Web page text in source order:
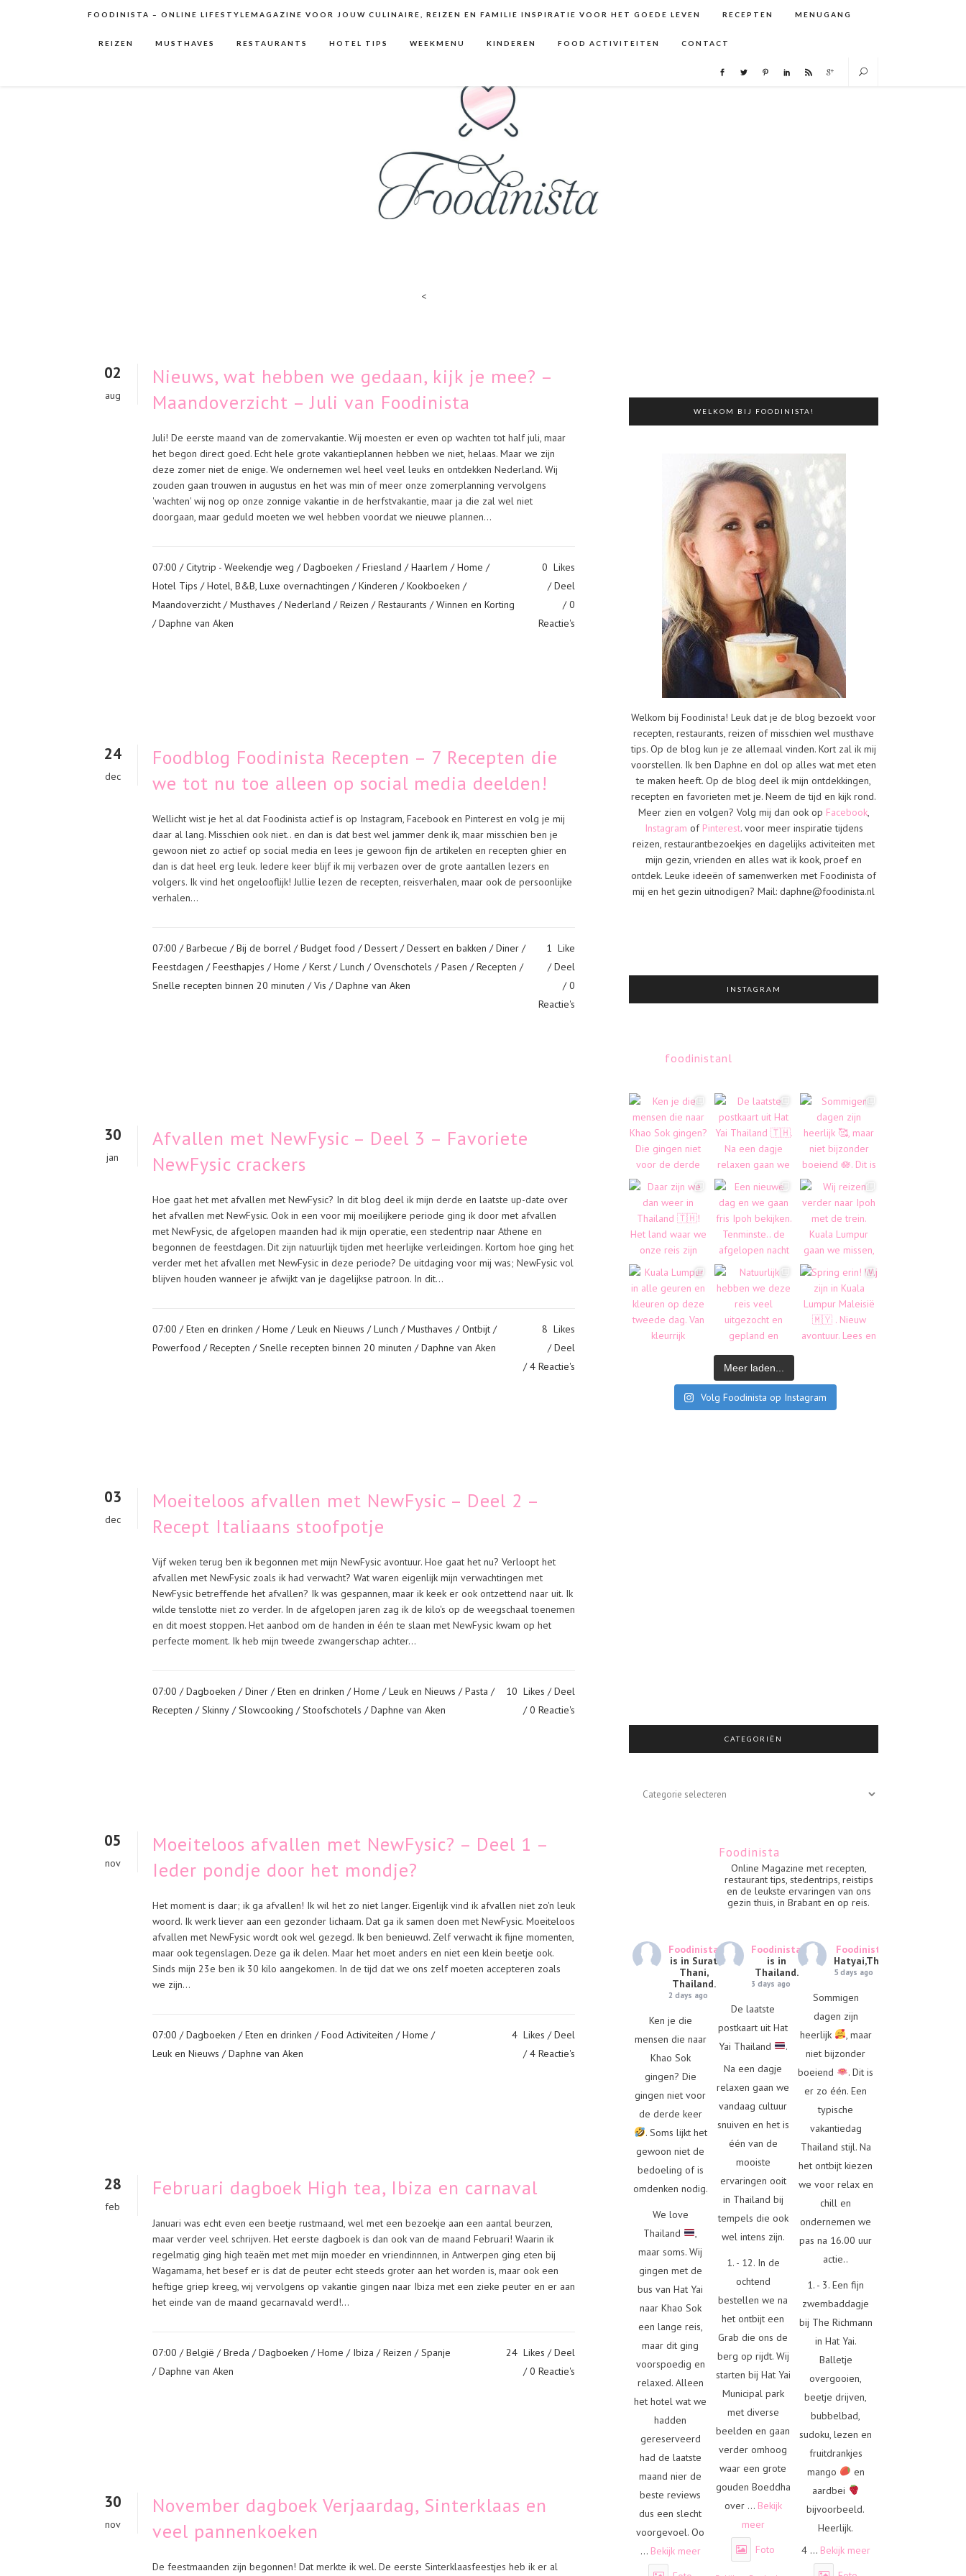
FOODINISTA – ONLINE LIFESTYLEMAGAZINE VOOR JOUW CULINAIRE, REIZEN EN FAMILIE INSPIRATIE VOOR HET GOEDE LEVEN RECEPTEN MENUGANG
REIZEN MUSTHAVES RESTAURANTS HOTEL TIPS WEEKMENU KINDEREN FOOD ACTIVITEITEN CONTACT
<
02
aug
Nieuws, wat hebben we gedaan, kijk je mee? –
Maandoverzicht – Juli van Foodinista
Juli! De eerste maand van de zomervakantie. Wij moesten er even op wachten tot half juli, maar
het begon direct goed. Echt hele grote vakantieplannen hebben we niet, helaas. Maar we zijn
deze zomer niet de enige. We ondernemen wel heel veel leuks en ontdekken Nederland. Wij
zouden gaan trouwen in augustus en het was min of meer onze zomerplanning vervolgens
'wachten' wij nog op onze zonnige vakantie in de herfstvakantie, maar ja die zal wel niet
doorgaan, maar geduld moeten we wel hebben voordat we nieuwe plannen...
07:00 /Citytrip - Weekendje weg /Dagboeken /Friesland /Haarlem /Home /
Hotel Tips /Hotel, B&B, Luxe overnachtingen /Kinderen /Kookboeken /
Maandoverzicht /Musthaves /Nederland /Reizen /Restaurants /Winnen en Korting
/ Daphne van Aken
0 Likes
Deel
0
Reactie's
24
dec
Foodblog Foodinista Recepten – 7 Recepten die
we tot nu toe alleen op social media deelden!
Wellicht wist je het al dat Foodinista actief is op Instagram, Facebook en Pinterest en volg je mij
daar al lang. Misschien ook niet.. en dan is dat best wel jammer denk ik, maar misschien ben je
gewoon niet zo actief op social media en lees je gewoon fijn de artikelen en recepten ghier en
dan is dat heel erg leuk. Iedere keer blijf ik mij verbazen over de grote aantallen lezers en
volgers. Ik vind het ongelooflijk! Jullie lezen de recepten, reisverhalen, maar ook de persoonlijke
verhalen...
07:00 /Barbecue /Bij de borrel /Budget food /Dessert /Dessert en bakken /Diner /
Feestdagen /Feesthapjes /Home /Kerst /Lunch /Ovenschotels /Pasen /Recepten /
Snelle recepten binnen 20 minuten /Vis / Daphne van Aken
1 Like
Deel
0
Reactie's
30
jan
Afvallen met NewFysic – Deel 3 – Favoriete
NewFysic crackers
Hoe gaat het met afvallen met NewFysic? In dit blog deel ik mijn derde en laatste up-date over
het afvallen met NewFysic. Ook in een voor mij moeilijkere periode ging ik door met afvallen
met NewFysic, de afgelopen maanden had ik mijn operatie, een stedentrip naar Athene en
begonnen de feestdagen. Dit zijn natuurlijk tijden met heerlijke verleidingen. Kortom hoe ging het
verder met het afvallen met NewFysic in deze periode? De uitdaging voor mij was; NewFysic vol
blijven houden wanneer je afwijkt van je dagelijkse patroon. In dit...
07:00 /Eten en drinken /Home /Leuk en Nieuws /Lunch /Musthaves /Ontbijt /
Powerfood /Recepten /Snelle recepten binnen 20 minuten / Daphne van Aken
8 Likes
Deel
4 Reactie's
03
dec
Moeiteloos afvallen met NewFysic – Deel 2 –
Recept Italiaans stoofpotje
Vijf weken terug ben ik begonnen met mijn NewFysic avontuur. Hoe gaat het nu? Verloopt het
afvallen met NewFysic zoals ik had verwacht? Wat waren eigenlijk mijn verwachtingen met
NewFysic betreffende het afvallen? Ik was gespannen, maar ik keek er ook ontzettend naar uit. Ik
wilde tenslotte niet zo verder. In de afgelopen jaren zag ik de kilo's op de weegschaal toenemen
en dit moest stoppen. Het aanbod om de handen in één te slaan met NewFysic kwam op het
perfecte moment. Ik heb mijn tweede zwangerschap achter...
07:00 /Dagboeken /Diner /Eten en drinken /Home /Leuk en Nieuws /Pasta /
Recepten /Skinny /Slowcooking /Stoofschotels / Daphne van Aken
10 Likes
Deel
0 Reactie's
05
nov
Moeiteloos afvallen met NewFysic? – Deel 1 –
Ieder pondje door het mondje?
Het moment is daar; ik ga afvallen! Ik wil het zo niet langer. Eigenlijk vind ik afvallen niet zo'n leuk
woord. Ik werk liever aan een gezonder lichaam. Dat ga ik samen doen met NewFysic. Moeiteloos
afvallen met NewFysic wordt ook wel gezegd. Ik ben benieuwd. Zelf verwacht ik fijne momenten,
maar ook tegenslagen. Deze ga ik delen. Maar het moet anders en niet een klein beetje ook.
Sinds mijn 23e ben ik 30 kilo aangekomen. In de tijd dat we ons zelf moeten accepteren zoals
we zijn...
07:00 /Dagboeken /Eten en drinken /Food Activiteiten /Home /
Leuk en Nieuws / Daphne van Aken
4 Likes
Deel
4 Reactie's
28
feb
Februari dagboek High tea, Ibiza en carnaval
Januari was echt even een beetje rustmaand, wel met een bezoekje aan een aantal beurzen,
maar verder veel schrijven. Het eerste dagboek is dan ook van de maand Februari! Waarin ik
regelmatig ging high teaën met met mijn moeder en vriendinnnen, in Antwerpen ging eten bij
Wagamama, het besef er is dat de peuter echt steeds groter aan het worden is, maar ook een
heftige griep kreeg, wij vervolgens op vakantie gingen naar Ibiza met een zieke peuter en er aan
het einde van de maand gecarnavald werd!...
07:00 /België /Breda /Dagboeken /Home / Ibiza /Reizen /Spanje
/ Daphne van Aken
24 Likes
Deel
0 Reactie's
30
nov
November dagboek Verjaardag, Sinterklaas en
veel pannenkoeken
De feestmaanden zijn begonnen! Dat merkte ik wel. De eerste Sinterklaasfeestjes heb ik er al
WELKOM BIJ FOODINISTA!
Welkom bij Foodinista! Leuk dat je de blog bezoekt voor
recepten, restaurants, reizen of misschien wel musthave
tips. Op de blog kun je ze allemaal vinden. Kort zal ik mij
voorstellen. Ik ben Daphne en dol op alles wat met eten
te maken heeft. Op de blog deel ik mijn ontdekkingen,
recepten en favorieten met je. Neem de tijd en kijk rond.
Meer zien en volgen? Volg mij dan ook op Facebook,
Instagram of Pinterest. voor meer inspiratie tijdens
reizen, restaurantbezoekjes en dagelijks activiteiten met
mijn gezin, vrienden en alles wat ik kook, proef en
ontdek. Leuke ideeën of samenwerken met Foodinista of
mij en het gezin uitnodigen? Mail: daphne@foodinista.nl
INSTAGRAM
foodinistanl
Meer laden...
Volg Foodinista op Instagram
CATEGORIËN
Categoriën
Foodinista
Online Magazine met recepten,
restaurant tips, stedentrips, reistips
en de leukste ervaringen van ons
gezin thuis, in Brabant en op reis.
Foodinista
is in Surat
Thani,
Thailand.
2 days ago
Ken je die
mensen die naar
Khao Sok
gingen? Die
gingen niet voor
de derde keer
. Soms lijkt het
gewoon niet de
bedoeling of is
omdenken nodig.
We love
Thailand
,
maar soms. Wij
gingen met de
bus van Hat Yai
naar Khao Sok
een lange reis,
maar dit ging
voorspoedig en
relaxed. Alleen
het hotel wat we
hadden
gereserveerd
had de laatste
maand nier de
beste reviews
dus een slecht
voorgevoel. Oo
... Bekijk meer
Foodinista
is in
Thailand.
3 days ago
De laatste
postkaart uit Hat
Yai Thailand
.
Na een dagje
relaxen gaan we
vandaag cultuur
snuiven en het is
één van de
mooiste
ervaringen ooit
in Thailand bij
tempels die ook
wel intens zijn.
1. - 12. In de
ochtend
bestellen we na
het ontbijt een
Grab die ons de
berg op rijdt. Wij
starten bij Hat Yai
Municipal park
met diverse
beelden en gaan
verder omhoog
waar een grote
gouden Boeddha
over ... Bekijk
meer
Foto
Foodinista
Hatyai,Thailand.
5 days ago
Sommigen
dagen zijn
heerlijk
, maar
niet bijzonder
boeiend
. Dit is
er zo één. Een
typische
vakantiedag
Thailand stijl. Na
het ontbijt kiezen
we voor relax en
chill en
ondernemen we
pas na 16.00 uur
actie..
1. - 3. Een fijn
zwembaddagje
bij The Richmann
in Hat Yai.
Balletje
overgooien,
beetje drijven,
bubbelbad,
sudoku, lezen en
fruitdrankjes
mango
en
aardbei
bijvoorbeeld.
Heerlijk.
4 ... Bekijk meer